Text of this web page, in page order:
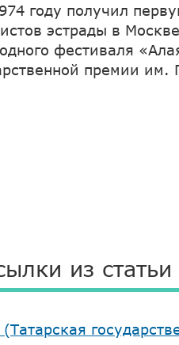
году получил
эстрады в
фестиваля
премии им.
из статьи